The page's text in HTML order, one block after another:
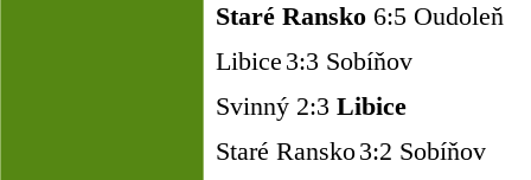
Staré Ransko 6:5 Oudoleň
Libice 3:3 Sobíňov
Svinný 2:3 Libice
Staré Ransko3:2 Sobíňov